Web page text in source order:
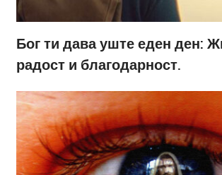
Бог ти дава уште еден ден:
радост и благодарност.